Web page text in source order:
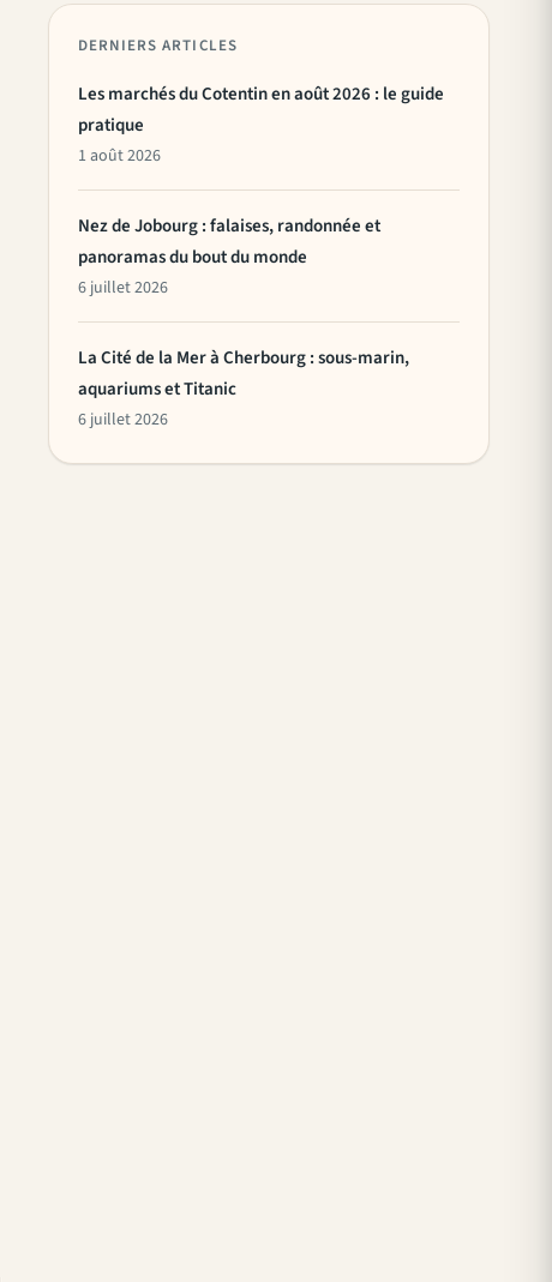
DERNIERS ARTICLES
Les marchés du Cotentin en août 2026 : le guide
pratique
1 août 2026
Nez de Jobourg : falaises, randonnée et
panoramas du bout du monde
6 juillet 2026
La Cité de la Mer à Cherbourg : sous-marin,
aquariums et Titanic
6 juillet 2026